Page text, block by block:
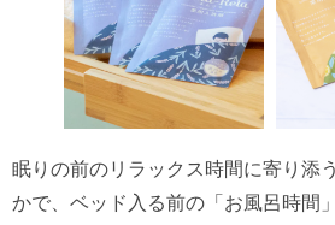
眠りの前のリラックス時間に寄り添
かで、ベッド入る前の「お風呂時間